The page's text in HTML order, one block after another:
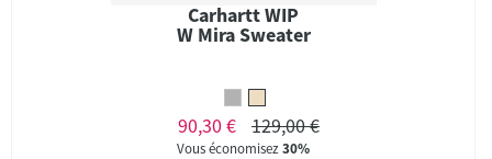
Carhartt WIP
W Mira Sweater
90,30 € 129,00 €
Vous économisez30%